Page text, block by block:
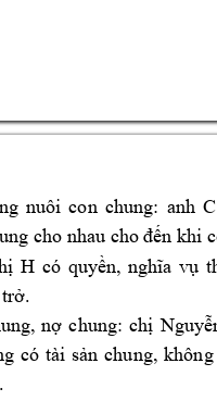
nuôi con chung: anh C
cho nhau cho đến khi
H có quyền, nghĩa vụ
nợ chung: chị
có tài sản chung, không